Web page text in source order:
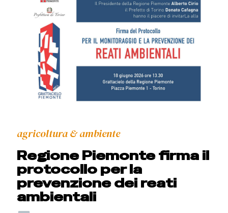
agricoltura & ambiente
Regione Piemonte firma il
protocollo per la
prevenzione dei reati
ambientali